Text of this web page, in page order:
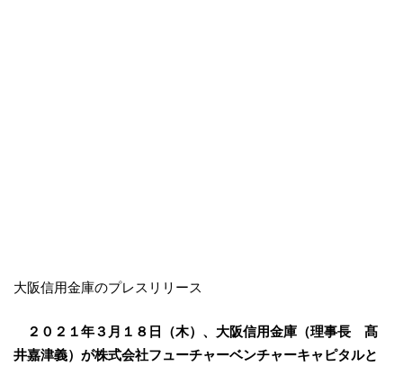
大阪信用金庫のプレスリリース
２０２１年３月１８日（木）、大阪信用金庫（理事長 髙
井嘉津義）が株式会社フューチャーベンチャーキャピタルと